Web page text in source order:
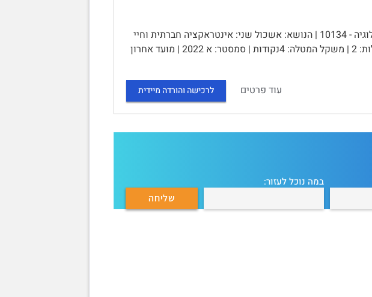
מטלת מנחה (ממ"ן) 13 | הקורס: מבוא לסוציולוגיה - 10134 | הנושא: אשכול שני: אינטראקציה חברתית וחיי
היום-יום (פרק 7) מהלך החיים (פרק 8) | מספר השאלות: 2 | משקל המטלה: 4נקודות | סמסטר: א 2022 | מועד אחרון
עוד פרטים לרכישה והורדה מיידית
במה נוכל לעזור: